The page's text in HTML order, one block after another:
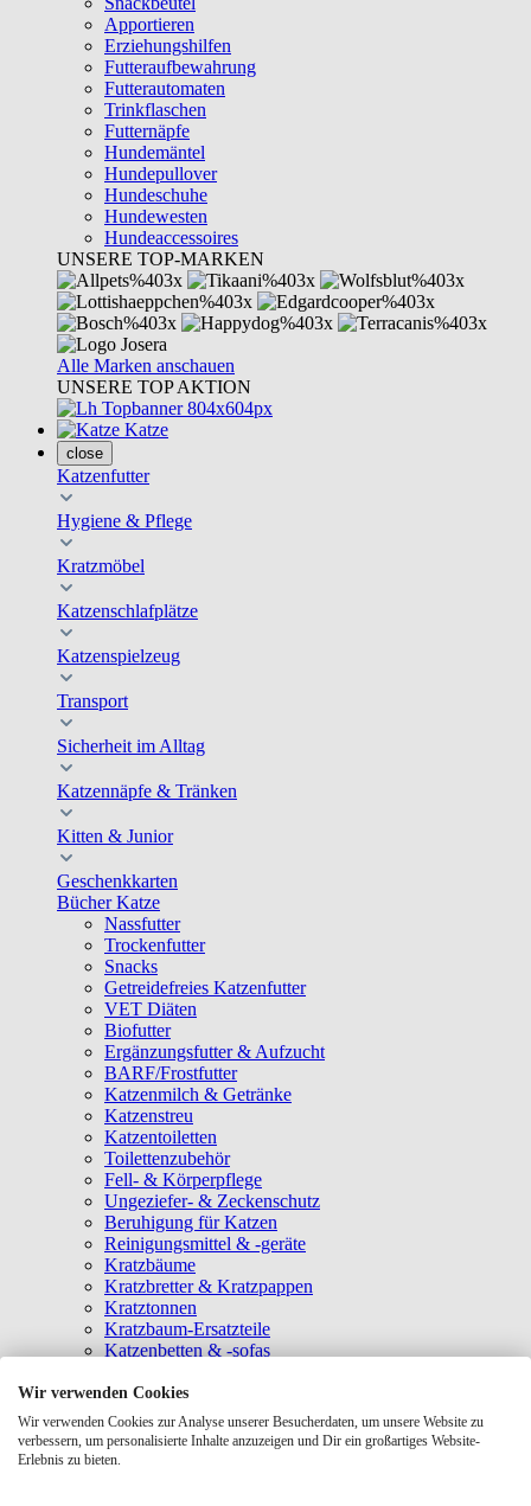
Apportieren
Erziehungshilfen
Futteraufbewahrung
Futterautomaten
Trinkflaschen
Futternäpfe
Hundemäntel
Hundepullover
Hundeschuhe
Hundewesten
Hundeaccessoires
UNSERE TOP-MARKEN
Alle Marken anschauen
UNSERE TOP AKTION
Katze
close
Katzenfutter
Hygiene & Pflege
Kratzmöbel
Katzenschlafplätze
Katzenspielzeug
Transport
Sicherheit im Alltag
Katzennäpfe & Tränken
Kitten & Junior
Geschenkkarten
Bücher Katze
Nassfutter
Trockenfutter
Snacks
Getreidefreies Katzenfutter
VET Diäten
Biofutter
Ergänzungsfutter & Aufzucht
BARF/Frostfutter
Katzenmilch & Getränke
Katzenstreu
Katzentoiletten
Toilettenzubehör
Fell- & Körperpflege
Ungeziefer- & Zeckenschutz
Beruhigung für Katzen
Reinigungsmittel & -geräte
Kratzbäume
Kratzbretter & Kratzpappen
Kratztonnen
Kratzbaum-Ersatzteile
Katzenbetten & -sofas
Katzenhäuser
Hängematten & Fensterliegeplätze
Katzendecken & -matten
Baldrian- & Catnipspielzeug
Wir verwenden Cookies
Wir verwenden Cookies zur Analyse unserer Besucherdaten, um unsere Website zu
verbessern, um personalisierte Inhalte anzuzeigen und Dir ein großartiges Website-
Erlebnis zu bieten.